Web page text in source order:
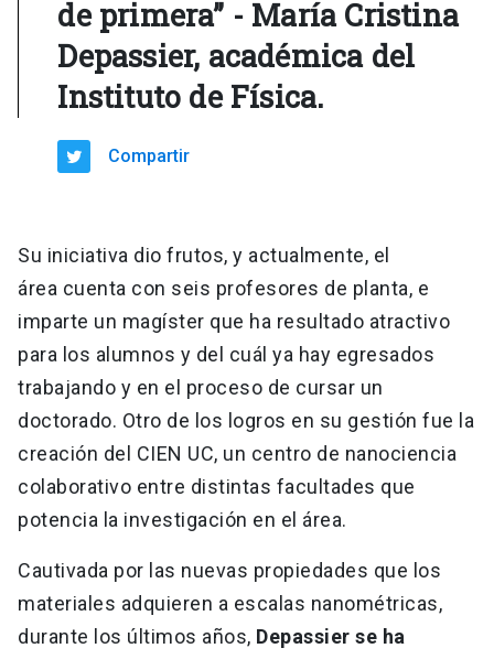
de primera” - María Cristina
Depassier, académica del
Instituto de Física.
Compartir
Su iniciativa dio frutos, y actualmente, el
área cuenta con seis profesores de planta, e
imparte un magíster que ha resultado atractivo
para los alumnos y del cuál ya hay egresados
trabajando y en el proceso de cursar un
doctorado. Otro de los logros en su gestión fue la
creación del CIEN UC, un centro de nanociencia
colaborativo entre distintas facultades que
potencia la investigación en el área.
Cautivada por las nuevas propiedades que los
materiales adquieren a escalas nanométricas,
durante los últimos años, Depassier se ha